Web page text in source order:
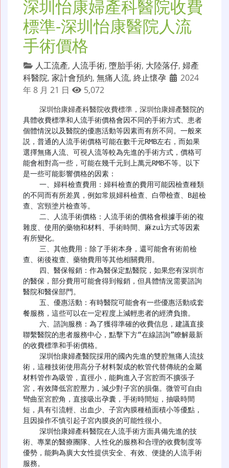
深圳怡康婦產科醫院收費
標準-深圳怡康醫院人流
手術價格
人工流產, 人流手術, 墮胎手術, 大陸落仔, 婦產
科醫院, 家計會預約, 無痛人流, 終止懷孕
2024
年 8 月 21 日
5,072
深圳怡康婦產科醫院收費標準 ， 深圳怡康婦產醫院的
具體收費標準和人流手術價格會因不同的手術方式、患者
個體情況以及醫院的優惠活動等因素而有所不同。一般來
説，普通的人流手術價格可能在數千元RMB左右，而如果
選擇無痛人流、可視人流等較為先進的手術方式，價格可
能會相對高一些，可能在幾千元到上萬元RMB不等。以下
是一些可能影響價格的因素：
的不同而有所差異，例如常規婦科檢查、白帶檢查、B超檢
查、宮頸塗片檢查等。
雜度、使用的藥物和材料、手術時間、麻zuì方式等因素
有所變化。
查、術後複查、藥物費用等其他相關費用。
的醫保，部分費用可能會得到報銷，但具體情況需要諮詢
醫院和醫保部門。
餐服務，這些可以在一定程度上減輕患者的經濟負擔。
聯繫醫院的患者服務中心，點擊下方“在線諮詢”瞭解最新
的收費標準和手術價格。
術，這種技術使用高分子材料製成的軟管代替傳統的金屬
材料管作為吸管，直徑小，能夠進入子宮腔而不擴張子
宮，有效降低宮腔壓力，減少對子宮的損傷。微管可自由
彎曲至宮腔角，直接吸出孕囊，手術時間短，抽吸時間
短，具有引流輕、出血少、子宮內膜種植面積小等優點，
且因操作不慎引起子宮內膜炎的可能性很小。
術、專業的醫療團隊、人性化的服務和合理的收費制度等
優勢，能夠為廣大女性提供安全、有效、便捷的人流手術
服務。